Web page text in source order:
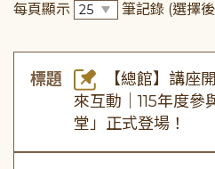
每頁顯示 筆記錄 (選擇
標題
【總館】講座
來互動｜115年度
堂」正式登場！